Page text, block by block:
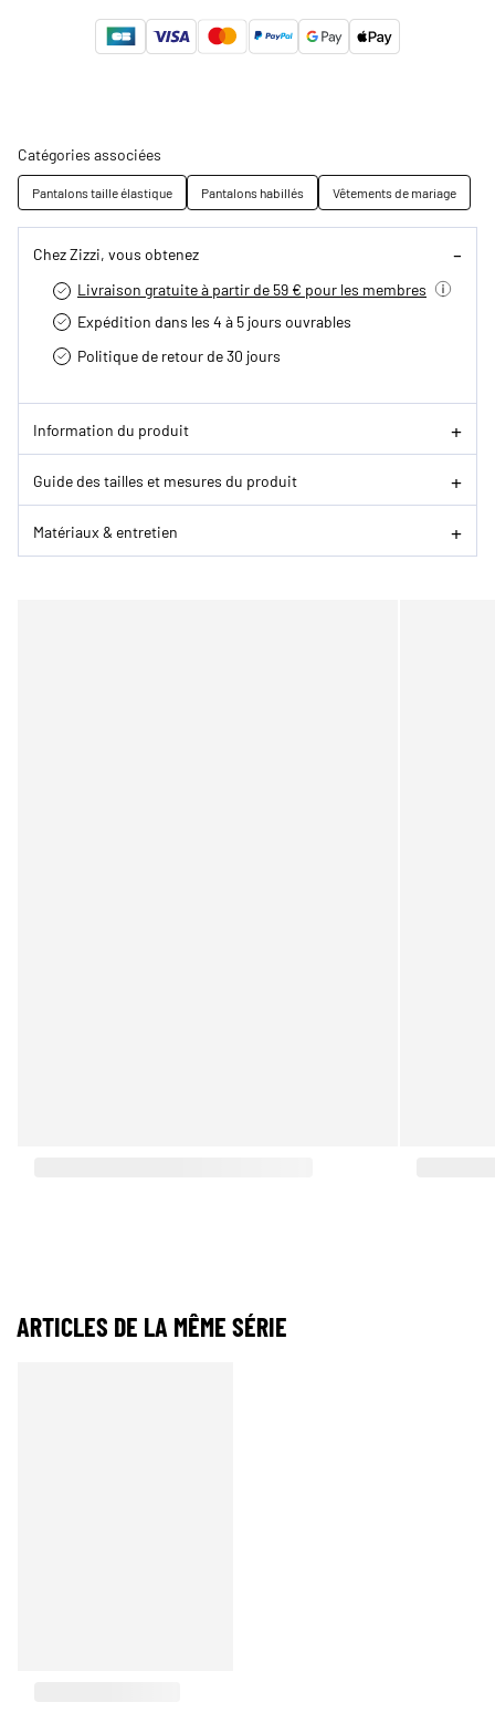
Catégories associées
Pantalons taille élastique Pantalons habillés Vêtements de mariage
Chez Zizzi, vous obtenez
Livraison gratuite à partir de 59 € pour les membres
Expédition dans les 4 à 5 jours ouvrables
Politique de retour de 30 jours
Information du produit
Guide des tailles et mesures du produit
Matériaux & entretien
ARTICLES DE LA MÊME SÉRIE